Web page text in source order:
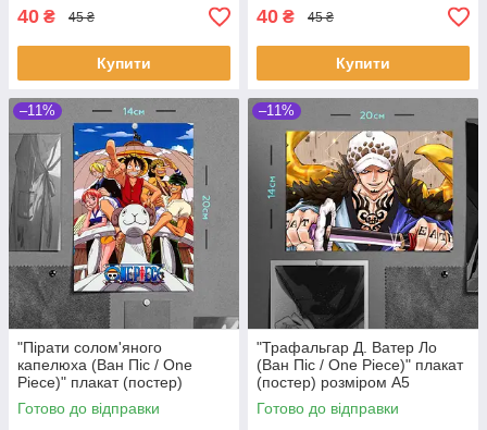
40 ₴ 45 ₴
Купити
40 ₴ 45 ₴
Купити
–11%
"Пірати солом'яного
капелюха (Ван Піс / One
Piece)" плакат (постер)
розміром А5 (14х20см)
Готово до відправки
–11%
"Трафальгар Д. Ватер Ло
(Ван Піс / One Piece)" плакат
(постер) розміром А5
(20х14см)
Готово до відправки